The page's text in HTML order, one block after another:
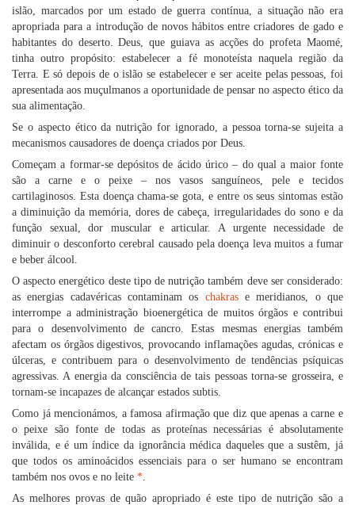
islão, marcados por um estado de guerra contínua, a situação não era
apropriada para a introdução de novos hábitos entre criadores de gado e
habitantes do deserto. Deus, que guiava as acções do profeta Maomé,
tinha outro propósito: estabelecer a fé monoteísta naquela região da
Terra. E só depois de o islão se estabelecer e ser aceite pelas pessoas, foi
apresentada aos muçulmanos a oportunidade de pensar no aspecto ético da
sua alimentação.
Se o aspecto ético da nutrição for ignorado, a pessoa torna-se sujeita a
mecanismos causadores de doença criados por Deus.
Começam a formar-se depósitos de ácido úrico – do qual a maior fonte
são a carne e o peixe – nos vasos sanguíneos, pele e tecidos
cartilaginosos. Esta doença chama-se gota, e entre os seus sintomas estão
a diminuição da memória, dores de cabeça, irregularidades do sono e da
função sexual, dor muscular e articular. A urgente necessidade de
diminuir o desconforto cerebral causado pela doença leva muitos a fumar
e beber álcool.
O aspecto energético deste tipo de nutrição também deve ser considerado:
as energias cadavéricas contaminam os chakrase meridianos, o que
interrompe a administração bioenergética de muitos órgãos e contribui
para o desenvolvimento de cancro. Estas mesmas energias também
afectam os órgãos digestivos, provocando inflamações agudas, crónicas e
úlceras, e contribuem para o desenvolvimento de tendências psíquicas
agressivas. A energia da consciência de tais pessoas torna-se grosseira, e
tornam-se incapazes de alcançar estados subtis.
Como já mencionámos, a famosa afirmação que diz que apenas a carne e
o peixe são fonte de todas as proteínas necessárias é absolutamente
inválida, e é um índice da ignorância médica daqueles que a sustêm, já
que todos os aminoácidos essenciais para o ser humano se encontram
também nos ovos e no leite *.
As melhores provas de quão apropriado é este tipo de nutrição são a